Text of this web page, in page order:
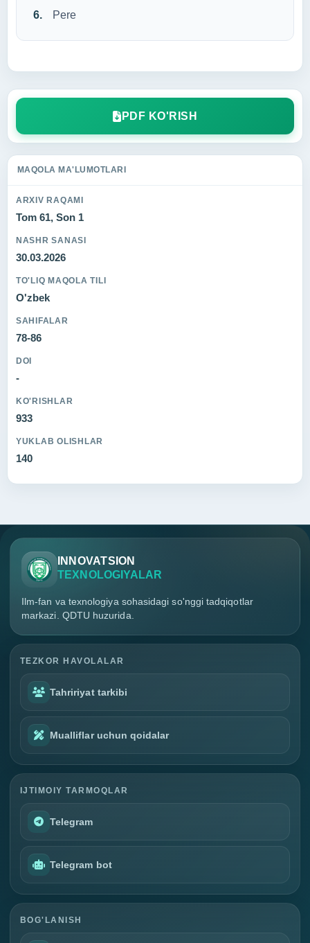
Pere
PDF KO'RISH
MAQOLA MA'LUMOTLARI
ARXIV RAQAMI
Tom 61, Son 1
NASHR SANASI
30.03.2026
TO'LIQ MAQOLA TILI
O'zbek
SAHIFALAR
78-86
DOI
-
KO'RISHLAR
933
YUKLAB OLISHLAR
140
INNOVATSION
TEXNOLOGIYALAR
Ilm-fan va texnologiya sohasidagi so'nggi tadqiqotlar
markazi. QDTU huzurida.
TEZKOR HAVOLALAR
Tahririyat tarkibi
Mualliflar uchun qoidalar
IJTIMOIY TARMOQLAR
Telegram
Telegram bot
BOG'LANISH